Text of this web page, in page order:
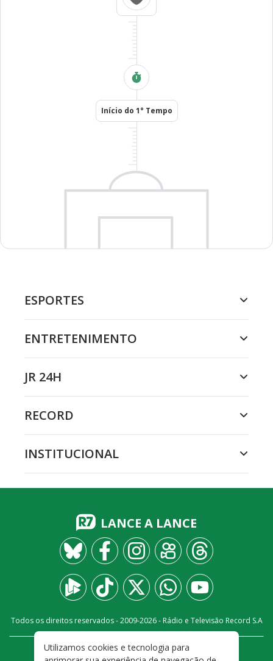
Início do 1° Tempo
ESPORTES
ENTRETENIMENTO
JR 24H
RECORD
INSTITUCIONAL
LANCE A LANCE
Todos os direitos reservados - 2009-2026- Rádio e Televisão Record S.A
FALE CONOSCO PRIVACIDADE
Utilizamos cookies e tecnologia para